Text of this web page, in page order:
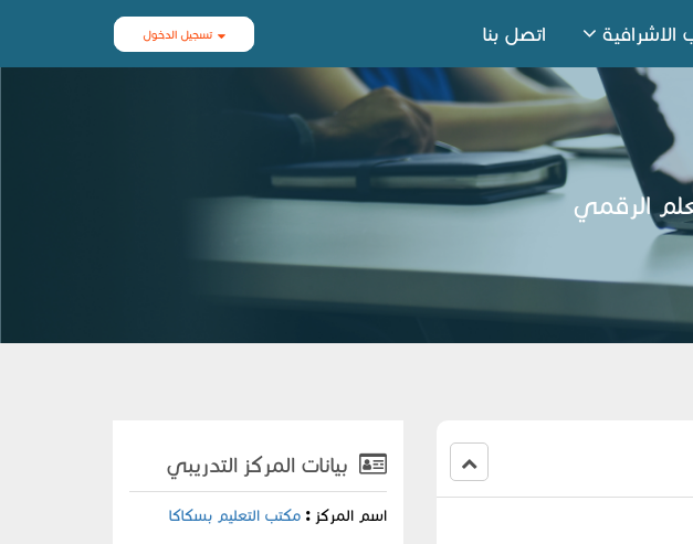
الاشرافية اتصل بنا تسجيل الدخول
الرقمي
بيانات المركز التدريبي
اسم المركز :مكتب التعليم بسكاكا